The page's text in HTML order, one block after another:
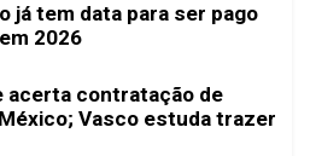
já tem data para ser pago
2026
acerta contratação de
Vasco estuda trazer